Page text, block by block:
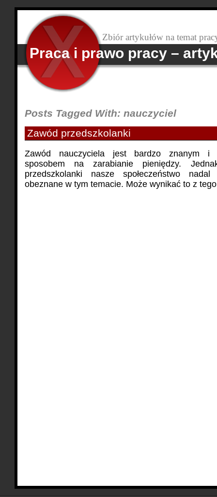
Zbiór artykułów na temat
Praca i prawo pracy –
Posts Tagged With: nauczyciel
Zawód przedszkolanki
Zawód nauczyciela jest bardzo znanym i
sposobem na zarabianie pieniędzy.
przedszkolanki nasze społeczeństwo
obeznane w tym temacie. Może wynikać to z